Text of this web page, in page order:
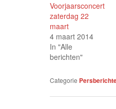
Voorjaarsconcert
zaterdag 22
maart
4 maart 2014
In "Alle
berichten"
Categorie